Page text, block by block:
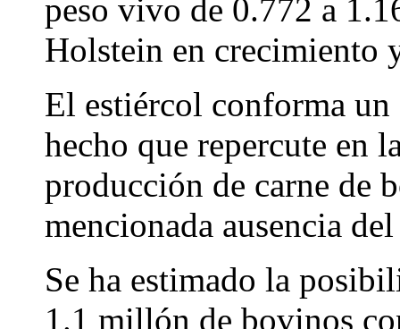
peso vivo de 0.772 a
Holstein en crecimiento
El estiércol conforma
hecho que repercute en
producción de carne de
mencionada ausencia
Se ha estimado la
1.1 millón de bovinos